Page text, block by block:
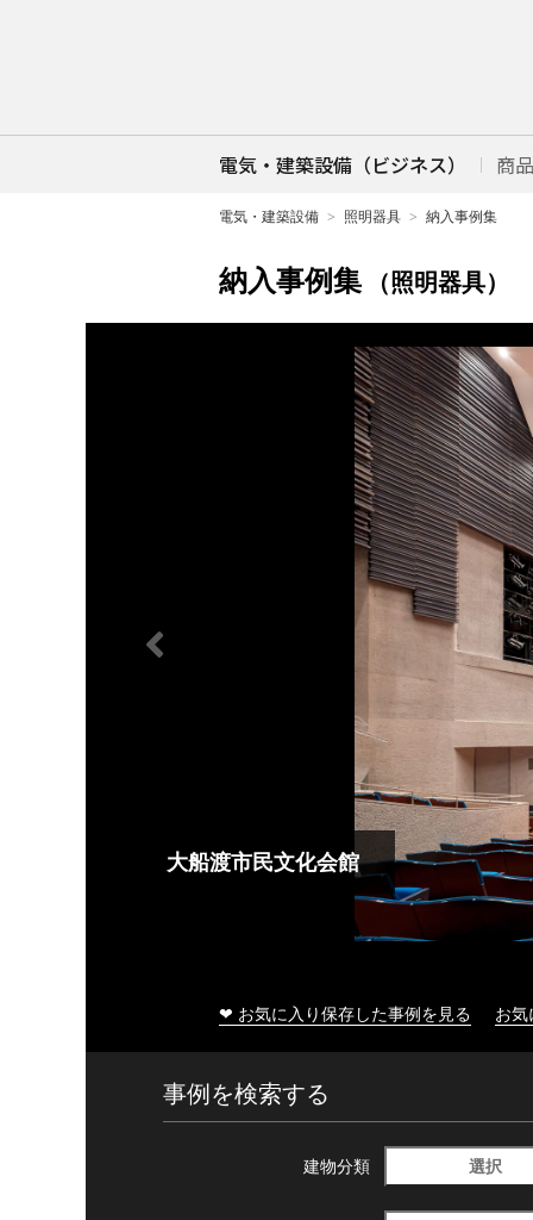
電気・建築設備（ビジネス） 商
電気・建築設備 照明器具 納入事例集
納入事例集 （照明器具）
大船渡市民文化会館
❤ お気に入り保存した事例を見る お
事例を検索する
建物分類 選択